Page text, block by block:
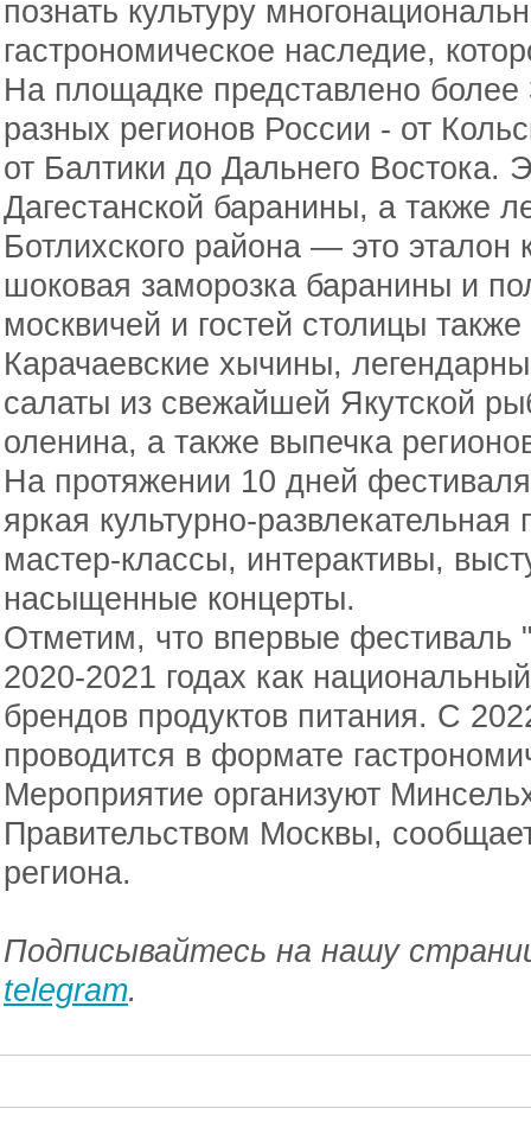
познать культуру
гастрономическое наследие,
На площадке представлено более
разных регионов России - от
от Балтики до Дальнего Востока.
Дагестанской баранины, а также
Ботлихского района — это эталон
шоковая заморозка баранины и
москвичей и гостей столицы
Карачаевские хычины,
салаты из свежайшей Якутской
оленина, а также выпечка
На протяжении 10 дней
яркая культурно-
мастер-классы, интерактивы,
насыщенные концерты.
Отметим, что впервые фестиваль
2020-2021 годах как
брендов продуктов питания. С
проводится в формате
Мероприятие организуют
Правительством Москвы,
региона.
Подписывайтесь на нашу
telegram.